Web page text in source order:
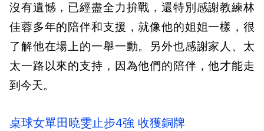
沒有遺憾，已經盡全力拚戰，還特別感謝教練林
佳蓉多年的陪伴和支援，就像他的姐姐一樣，很
了解他在場上的一舉一動。另外也感謝家人、太
太一路以來的支持，因為他們的陪伴，他才能走
到今天。
桌球女單田曉雯止步4強 收獲銅牌